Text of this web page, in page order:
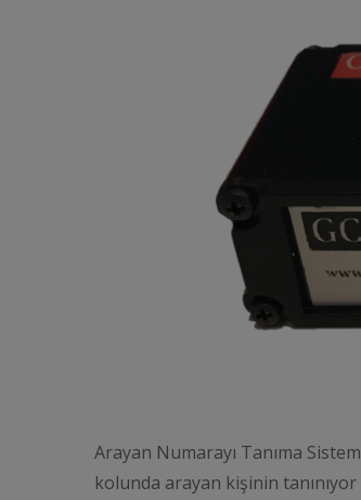
Arayan Numarayı Tanıma
kolunda arayan kişinin